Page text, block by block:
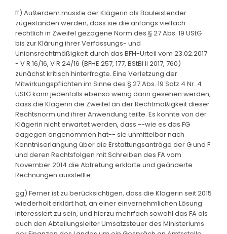
ff) Außerdem musste der Klägerin als Bauleistender
zugestanden werden, dass sie die anfangs vielfach
rechtlich in Zweifel gezogene Norm des § 27 Abs. 19 UStG
bis zur Klärung ihrer Verfassungs- und
Unionsrechtmäßigkeit durch das BFH-Urteil vom 23.02.2017
- V R 16/16, V R 24/16 (BFHE 257, 177, BStBl II 2017, 760)
zunächst kritisch hinterfragte. Eine Verletzung der
Mitwirkungspflichten im Sinne des § 27 Abs. 19 Satz 4 Nr. 4
UStG kann jedenfalls ebenso wenig darin gesehen werden,
dass die Klägerin die Zweifel an der Rechtmäßigkeit dieser
Rechtsnorm und ihrer Anwendung teilte. Es konnte von der
Klägerin nicht erwartet werden, dass --wie es das FG
dagegen angenommen hat-- sie unmittelbar nach
Kenntniserlangung über die Erstattungsanträge der G und F
und deren Rechtsfolgen mit Schreiben des FA vom
November 2014 die Abtretung erklärte und geänderte
Rechnungen ausstellte.
gg) Ferner ist zu berücksichtigen, dass die Klägerin seit 2015
wiederholt erklärt hat, an einer einvernehmlichen Lösung
interessiert zu sein, und hierzu mehrfach sowohl das FA als
auch den Abteilungsleiter Umsatzsteuer des Ministeriums